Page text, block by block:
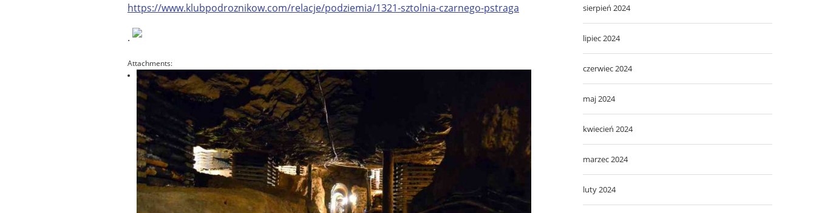
https://www.klubpodroznikow.com/relacje/podziemia/1321-sztolnia-czarnego-pstraga
.
Attachments:
sierpień 2024
lipiec 2024
czerwiec 2024
maj 2024
kwiecień 2024
marzec 2024
luty 2024